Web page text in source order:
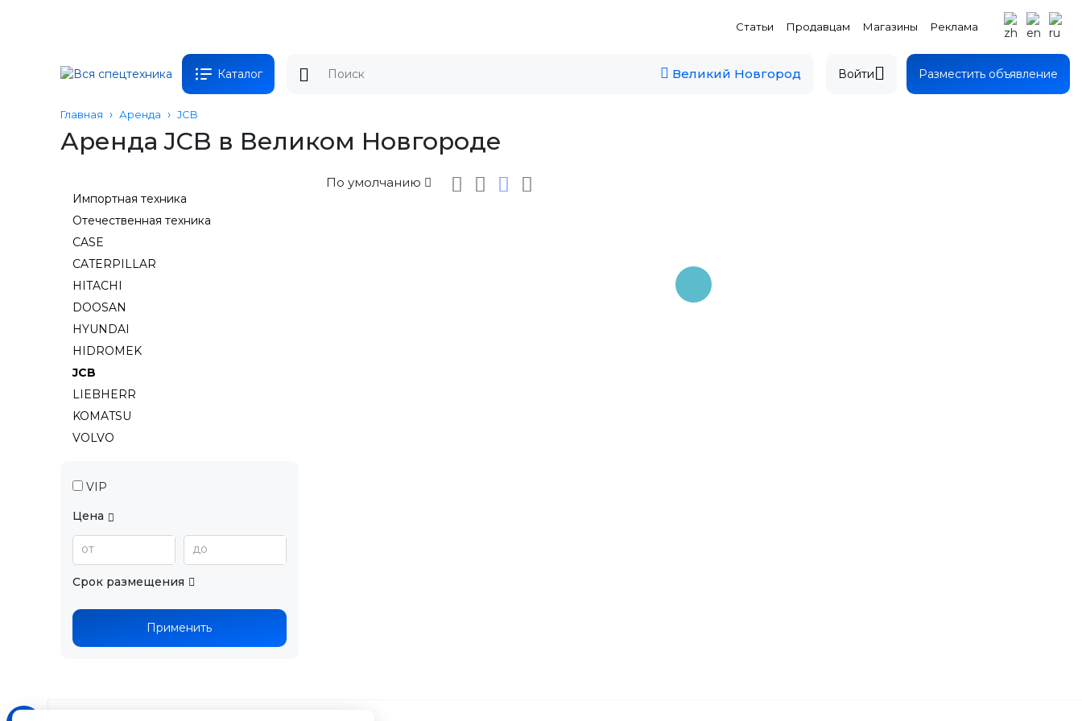
Статьи Продавцам Магазины Реклама
Каталог Великий Новгород Войти Разместить объявление
Главная Аренда JCB
Аренда JCB в Великом Новгороде
Импортная техника
Отечественная техника
CASE
CATERPILLAR
HITACHI
DOOSAN
HYUNDAI
HIDROMEK
JCB
LIEBHERR
KOMATSU
VOLVO
VIP
Цена
от до
Срок размещения
Применить
По умолчанию